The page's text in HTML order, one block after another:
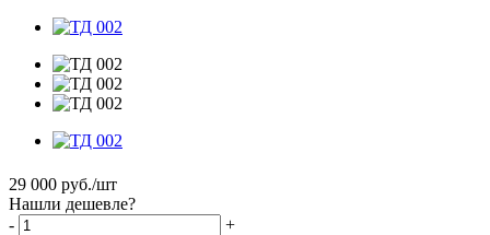
29 000 руб./шт
Нашли дешевле?
-
+